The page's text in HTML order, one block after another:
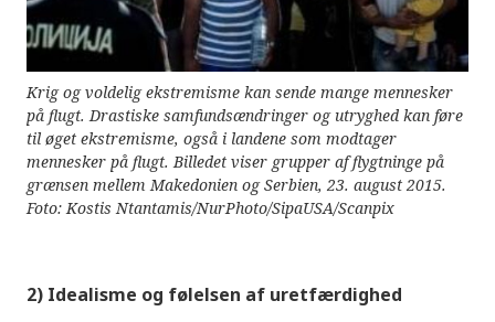
Krig og voldelig ekstremisme kan sende mange mennesker
på flugt. Drastiske samfundsændringer og utryghed kan føre
til øget ekstremisme, også i landene som modtager
mennesker på flugt. Billedet viser grupper af flygtninge på
grænsen mellem Makedonien og Serbien, 23. august 2015.
Foto: Kostis Ntantamis/NurPhoto/SipaUSA/Scanpix
2) Idealisme og følelsen af uretfærdighed